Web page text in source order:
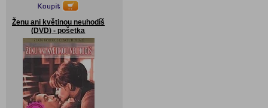
Ženu ani květinou neuhodíš
(DVD) - pošetka